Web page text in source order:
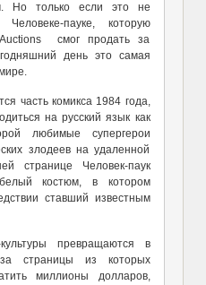
Но только если это не
пауке, которую
смог продать за
день это самая
часть комикса 1984 года,
на русский язык как
любимые супергерои
злодеев на удаленной
странице Человек-паук
костюм, в котором
ставший известным
превращаются в
за страницы из которых
миллионы долларов,